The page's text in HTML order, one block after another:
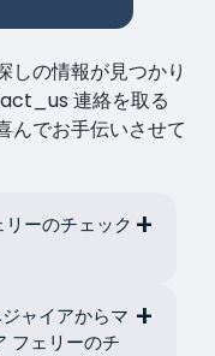
しの情報が見つかり
連絡を取る
んでお手伝いさせて
ーのチェック
ャイアからマ
フェリーのチ